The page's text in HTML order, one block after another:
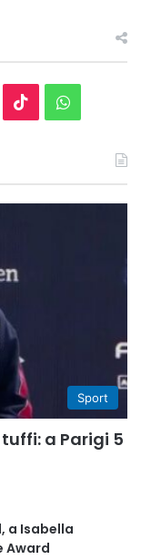
TikTok
Sport
a Parigi 5
a Isabella
Award